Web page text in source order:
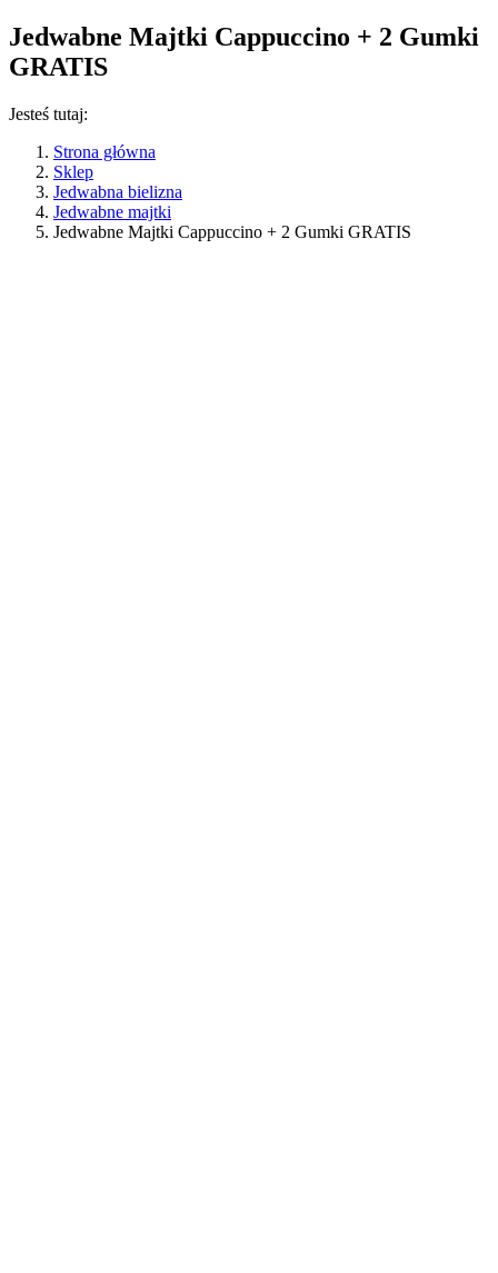
Jedwabne Majtki Cappuccino + 2 Gumki
GRATIS
Jesteś tutaj:
Strona główna
Sklep
Jedwabna bielizna
Jedwabne majtki
Jedwabne Majtki Cappuccino + 2 Gumki GRATIS